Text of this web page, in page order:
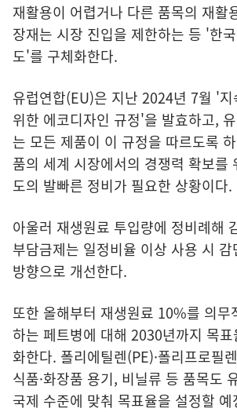
재활용이 어렵거나 다른 품목의 재활
장재는 시장 진입을 제한하는 등 '한
도'를 구체화한다.
유럽연합(EU)은 지난 2024년 7월 '
위한 에코디자인 규정'을 발효하고,
는 모든 제품이 이 규정을 따르도록
품의 세계 시장에서의 경쟁력 확보를
도의 발빠른 정비가 필요한 상황이다.
아울러 재생원료 투입량에 정비례해
부담금제는 일정비율 이상 사용 시
방향으로 개선한다.
또한 올해부터 재생원료 10%를 의무
하는 페트병에 대해 2030년까지 목
화한다. 폴리에틸렌(PE)·폴리프로필
식품·화장품 용기, 비닐류 등 품목도
국제 수준에 맞춰 목표율을 설정할 예